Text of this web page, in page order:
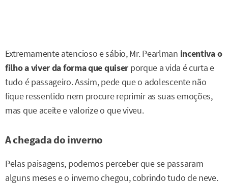
Extremamente atencioso e sábio, Mr. Pearlman incentiva o
filho a viver da forma que quiser porque a vida é curta e
tudo é passageiro. Assim, pede que o adolescente não
fique ressentido nem procure reprimir as suas emoções,
mas que aceite e valorize o que viveu.
A chegada do inverno
Pelas paisagens, podemos perceber que se passaram
alguns meses e o inverno chegou, cobrindo tudo de neve.